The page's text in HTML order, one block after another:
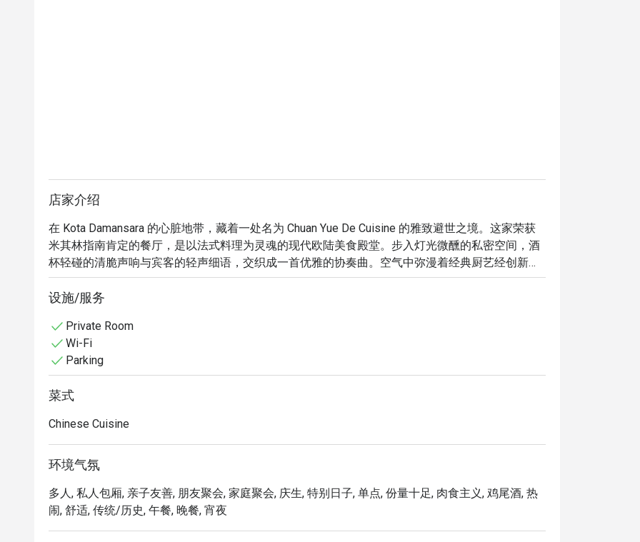
店家介绍
在 Kota Damansara 的心脏地带，藏着一处名为 Chuan Yue De Cuisine 的雅致避世之境。这家荣获
米其林指南肯定的餐厅，是以法式料理为灵魂的现代欧陆美食殿堂。步入灯光微醺的私密空间，酒
杯轻碰的清脆声响与宾客的轻声细语，交织成一首优雅的协奏曲。空气中弥漫着经典厨艺经创新演
绎后的迷人气息，吸引着一群品味独到的饕客，前来这处舒适高雅的空间，寻求一场真正精致的飨
宴。
无论您是想享用一顿简便的晚餐，或沉浸于一个悠长的夜晚，这里的体验都将令您毕生难忘：
这趟美食之旅将带您穿梭于道道精心烹制的永恒法式经典之中。想象一下，细细品味着外皮酥脆的
法式油封鸭腿佐以馥郁樱桃酱汁，或与挚爱分享一份奢华的惠灵顿牛排。雅致而浪漫的氛围，搭配
光。
・黑椒和牛粒｜入口即化的顶级和牛，以大火香煎至完美熟度，裹上香气扑鼻的浓郁黑胡椒酱。
・XO酱爆炒带子｜颗颗饱满鲜甜的干贝，搭配自家制的顶级XO酱大火快炒，镬气十足。
・松露炒饭｜经典炒饭的奢华变奏，香气四溢的茉莉香米融入馥郁黑松露，再铺上一颗恰到好处的
太阳蛋。
设施/服务
Private Room
Wi-Fi
Parking
菜式
Chinese Cuisine
环境气氛
多人, 私人包厢, 亲子友善, 朋友聚会, 家庭聚会, 庆生, 特别日子, 单点, 份量十足, 肉食主义, 鸡尾酒, 热
闹, 舒适, 传统/历史, 午餐, 晚餐, 宵夜